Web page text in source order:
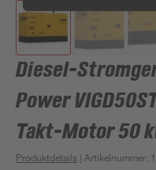
Diesel-
Power
Takt-Motor 50
Produktdetails | Artikelnummer: